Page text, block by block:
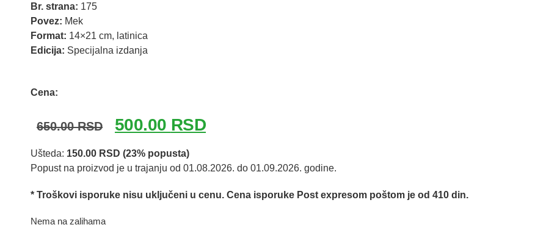
Br. strana: 175
Povez: Mek
Format: 14×21 cm, latinica
Edicija: Specijalna izdanja
Cena:
650.00RSD
Originalna
je
bila:
650.00 RSD.
500.00 RSDTrenutna
500.00 RSD.
Ušteda: 150.00 RSD (23% popusta)
Popust na proizvod je u trajanju od 01.08.2026. do 01.09.2026. godine.
* Troškovi isporuke nisu uključeni u cenu. Cena isporuke Post expresom poštom je od 410 din.
Nema na zalihama